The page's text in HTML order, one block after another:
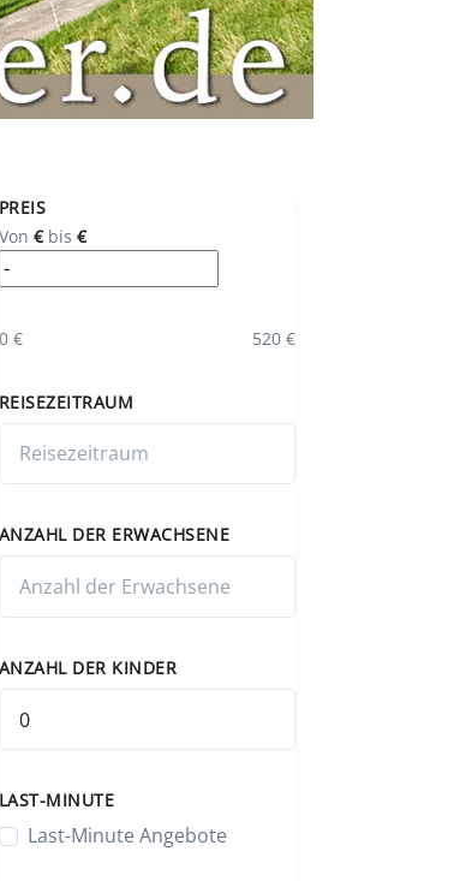
PREIS
Von €bis €
0 € 520 €
REISEZEITRAUM
ANZAHL DER ERWACHSENE
ANZAHL DER KINDER
LAST-MINUTE
Last-Minute Angebote